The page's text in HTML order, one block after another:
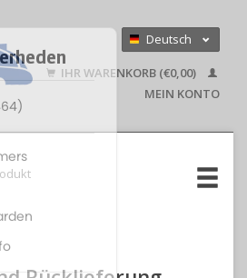
Deutsch
English
IHR WARENKORB (€0,00)
MEIN KONTO